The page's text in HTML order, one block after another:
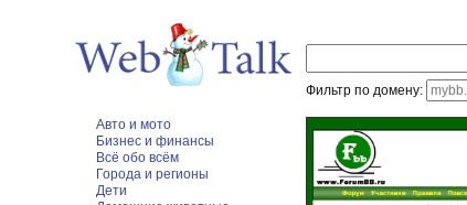
Фильтр по домену:
Авто и мото
Бизнес и финансы
Всё обо всём
Города и регионы
Дети